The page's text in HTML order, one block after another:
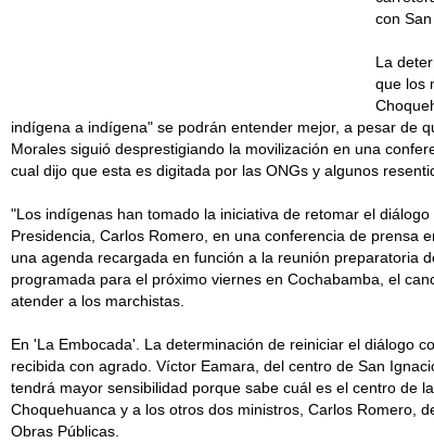
con
La
que los
indígena a indígena" se podrán entender mejor, a pesar de
Morales siguió desprestigiando la movilización en una
cual dijo que esta es digitada por las ONGs y algunos
"Los indígenas han tomado la iniciativa de retomar el
Presidencia, Carlos Romero, en una conferencia de prensa
una agenda recargada en función a la reunión preparatoria
programada para el próximo viernes en Cochabamba, el
atender a los marchistas.
En 'La Embocada'. La determinación de reiniciar el diálogo
recibida con agrado. Víctor Eamara, del centro de San
tendrá mayor sensibilidad porque sabe cuál es el centro de
Choquehuanca y a los otros dos ministros, Carlos Romero,
Obras Públicas.